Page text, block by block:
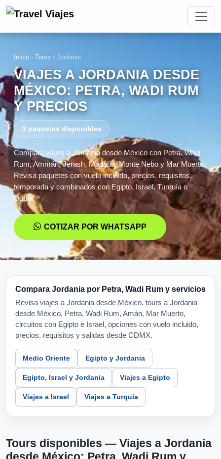
Inicio › Tours › Jordania
VIAJES A JORDANIA DESDE
MÉXICO: PETRA, WADI RUM
Y PRECIOS
3 paquetes disponibles
Compara viajes a Jordania desde México con Petra, Wadi
Rum, Ammán, Jerash, Madaba, Monte Nebo y Mar Muerto.
Revisa paquetes con vuelo incluido, precios, requisitos,
temporada y combinados con Egipto, Israel, Turquía o
Dubái.
COTIZAR POR WHATSAPP
Compara Jordania por Petra, Wadi Rum y servicios
Revisa viajes a Jordania desde México, tours a Jordania
desde México, Petra, Wadi Rum, Amán, Mar Muerto,
circuitos con Egipto e Israel, opciones con vuelo incluido,
precios, requisitos y salidas desde CDMX.
Medio Oriente Egipto y Jordania
Egipto, Israel y Jordania Viajes a Egipto
Viajes a Israel Viajes a Turquía
Tours disponibles — Viajes a Jordania
desde México: Petra, Wadi Rum y